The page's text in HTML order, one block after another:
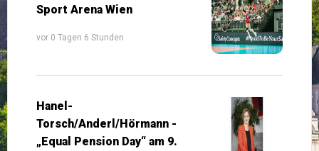
Sport Arena Wien
vor 0 Tagen 6 Stunden
Hanel-
Torsch/Anderl/Hörmann -
„Equal Pension Day“ am 9.